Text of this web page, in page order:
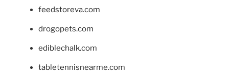
feedstoreva.com
drogopets.com
ediblechalk.com
tabletennisnearme.com